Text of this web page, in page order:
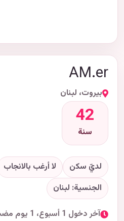
AM.er
بيروت، لبنان
42
سنة
لديّ سكن لا أرغب بالانجاب
الجنسية: لبنان
آخر دخول 1 أسبوع، 1 يوم مضت